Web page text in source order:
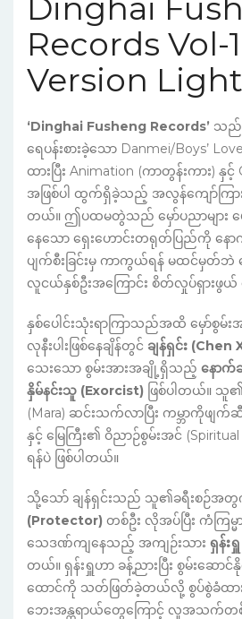
Records Vol-
Version
‘Dinghai Fusheng Records’ သည်
ရေပန်းစားခဲ့သော Danmei/Boys’
ထားပြီး Animation (ကာတွန်းကား) နှင့်
အဖြစ်ပါ ထွက်ရှိခဲ့သည့် အလွန်ကျော်ကြား
တယ်။ ဤပထမတွဲသည် မှော်ပညာများ ပျ
နေသော ရှေးဟောင်းတရုတ်ပြည်ကို နောက်ခံ
ပျက်စီးခြင်းမှ ကာကွယ်ရန် မထင်မှတ်ဘဲ
လူငယ်နှစ်ဦးအကြောင်း စိတ်လှုပ်ရှားဖွယ်
နှစ်ပေါင်းသုံးရာကြာသည်အထိ မှော်စွမ်း
လုနီးပါးဖြစ်နေချိန်တွင် ချန်ရှင်း (Chen
သေးသော စွမ်းအားအချို့ရှိသည့် နောက်
နှိမ်နင်းသူ (Exorcist) ဖြစ်ပါတယ်။ သူ
(Mara) ဆင်းသက်လာပြီး ကမ္ဘာကိုဖျက်ဆီ
နှင့် မြေကြီး၏ ဝိညာဉ်စွမ်းအင်
ရန်ပဲ ဖြစ်ပါတယ်။
သို့သော် ချန်ရှင်းသည် သူ၏ခရီးစဉ်အ
(Protector) တစ်ဦး လိုအပ်ပြီး ကံကြ
သေဒဏ်ကျနေသည့် အကျဉ်းသား ရှန်း
တယ်။ ရှန်းရှူဟာ ခန့်ညားပြီး စွမ်းဆော
ထောင်ကို သတ်ဖြတ်ခဲ့တယ်လို့ စွပ်စွဲခံထား
ဘေးအန္တရာယ်တွေကြောင့် လူအသက်တစ်